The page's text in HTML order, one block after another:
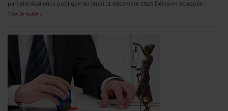
partielle Audience publique du jeudi 11 décembre 2025 Décision attaquée : ...
Lire la suite >